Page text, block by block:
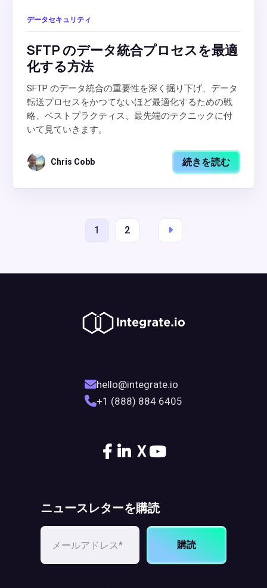
データセキュリティ
SFTP のデータ統合プロセスを最適
化する方法
SFTP のデータ統合の重要性を深く掘り下げ、データ
転送プロセスをかつてないほど最適化するための戦
略、ベストプラクティス、最先端のテクニックに付
いて見ていきます。
Chris Cobb 続きを読む
1 2
hello@integrate.io
+1 (888) 884 6405
X
ニュースレターを購読
購読